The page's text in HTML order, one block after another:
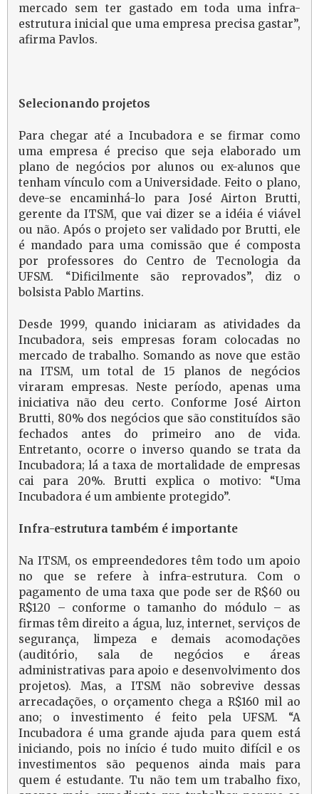
mercado sem ter gastado em toda uma infra-
estrutura inicial que uma empresa precisa gastar”,
afirma Pavlos.
Selecionando projetos
Para chegar até a Incubadora e se firmar como
uma empresa é preciso que seja elaborado um
plano de negócios por alunos ou ex-alunos que
tenham vínculo com a Universidade. Feito o plano,
deve-se encaminhá-lo para José Airton Brutti,
gerente da ITSM, que vai dizer se a idéia é viável
ou não. Após o projeto ser validado por Brutti, ele
é mandado para uma comissão que é composta
por professores do Centro de Tecnologia da
UFSM. “Dificilmente são reprovados”, diz o
bolsista Pablo Martins.
Desde 1999, quando iniciaram as atividades da
Incubadora, seis empresas foram colocadas no
mercado de trabalho. Somando as nove que estão
na ITSM, um total de 15 planos de negócios
viraram empresas. Neste período, apenas uma
iniciativa não deu certo. Conforme José Airton
Brutti, 80% dos negócios que são constituídos são
fechados antes do primeiro ano de vida.
Entretanto, ocorre o inverso quando se trata da
Incubadora; lá a taxa de mortalidade de empresas
cai para 20%. Brutti explica o motivo: “Uma
Incubadora é um ambiente protegido”.
Infra-estrutura também é importante
Na ITSM, os empreendedores têm todo um apoio
no que se refere à infra-estrutura. Com o
pagamento de uma taxa que pode ser de R$60 ou
R$120 – conforme o tamanho do módulo – as
firmas têm direito a água, luz, internet, serviços de
segurança, limpeza e demais acomodações
(auditório, sala de negócios e áreas
administrativas para apoio e desenvolvimento dos
projetos). Mas, a ITSM não sobrevive dessas
arrecadações, o orçamento chega a R$160 mil ao
ano; o investimento é feito pela UFSM. “A
Incubadora é uma grande ajuda para quem está
iniciando, pois no início é tudo muito difícil e os
investimentos são pequenos ainda mais para
quem é estudante. Tu não tem um trabalho fixo,